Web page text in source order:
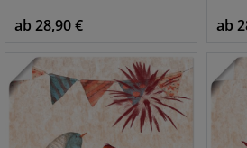
ab 28,90 €
ab